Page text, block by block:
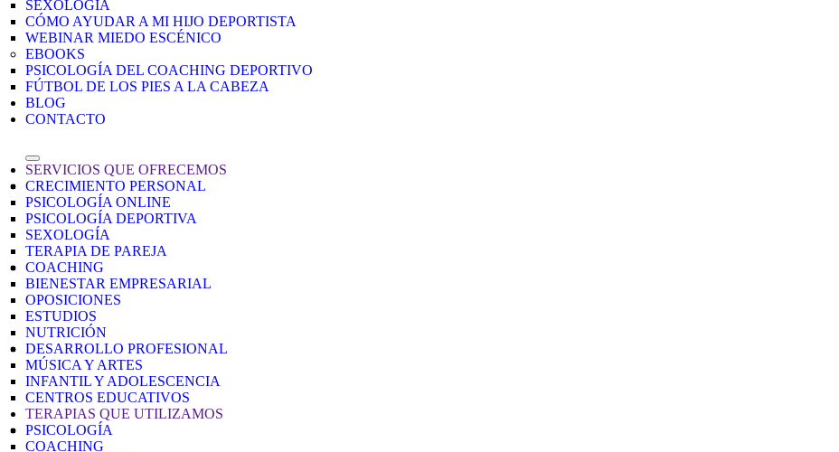
SEXOLOGÍA
CÓMO AYUDAR A MI HIJO DEPORTISTA
WEBINAR MIEDO ESCÉNICO
EBOOKS
PSICOLOGÍA DEL COACHING DEPORTIVO
FÚTBOL DE LOS PIES A LA CABEZA
BLOG
CONTACTO
SERVICIOS QUE OFRECEMOS
CRECIMIENTO PERSONAL
PSICOLOGÍA ONLINE
PSICOLOGÍA DEPORTIVA
SEXOLOGÍA
TERAPIA DE PAREJA
COACHING
BIENESTAR EMPRESARIAL
OPOSICIONES
ESTUDIOS
NUTRICIÓN
DESARROLLO PROFESIONAL
MÚSICA Y ARTES
INFANTIL Y ADOLESCENCIA
CENTROS EDUCATIVOS
TERAPIAS QUE UTILIZAMOS
PSICOLOGÍA
COACHING